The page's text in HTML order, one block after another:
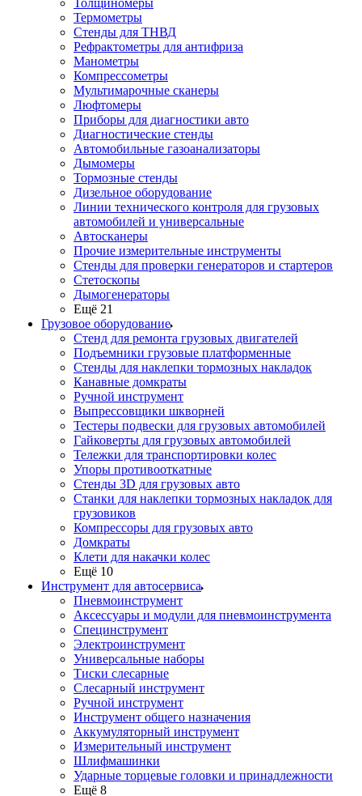
Толщиномеры
Термометры
Стенды для ТНВД
Рефрактометры для антифриза
Манометры
Компрессометры
Мультимарочные сканеры
Люфтомеры
Приборы для диагностики авто
Диагностические стенды
Автомобильные газоанализаторы
Дымомеры
Тормозные стенды
Дизельное оборудование
Линии технического контроля для грузовых
автомобилей и универсальные
Автосканеры
Прочие измерительные инструменты
Стенды для проверки генераторов и стартеров
Стетоскопы
Дымогенераторы
Ещё 21
Грузовое оборудование
Стенд для ремонта грузовых двигателей
Подъемники грузовые платформенные
Стенды для наклепки тормозных накладок
Канавные домкраты
Ручной инструмент
Выпрессовщики шкворней
Тестеры подвески для грузовых автомобилей
Гайковерты для грузовых автомобилей
Тележки для транспортировки колес
Упоры противооткатные
Стенды 3D для грузовых авто
Станки для наклепки тормозных накладок для
грузовиков
Компрессоры для грузовых авто
Домкраты
Клети для накачки колес
Ещё 10
Инструмент для автосервиса
Пневмоинструмент
Аксессуары и модули для пневмоинструмента
Специнструмент
Электроинструмент
Универсальные наборы
Тиски слесарные
Слесарный инструмент
Ручной инструмент
Инструмент общего назначения
Аккумуляторный инструмент
Измерительный инструмент
Шлифмашинки
Ударные торцевые головки и принадлежности
Ещё 8